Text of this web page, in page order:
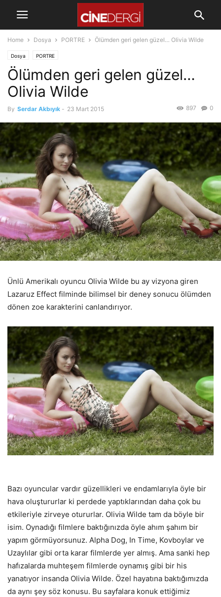
Home Dosya PORTRE Ölümden geri gelen güzel… Olivia Wilde
Dosya PORTRE
Ölümden geri gelen güzel…
Olivia Wilde
By Serdar Akbıyık - 23 Mart 2015 0
897
Ünlü Amerikalı oyuncu Olivia Wilde bu ay vizyona giren
Lazaruz Effect filminde bilimsel bir deney sonucu ölümden
dönen zoe karakterini canlandırıyor.
Bazı oyuncular vardır güzellikleri ve endamlarıyla öyle bir
hava oluştururlar ki perdede yaptıklarından daha çok bu
etkileriyle zirveye otururlar. Olivia Wilde tam da böyle bir
isim. Oynadığı filmlere baktığınızda öyle ahım şahım bir
yapım görmüyorsunuz. Alpha Dog, In Time, Kovboylar ve
Uzaylılar gibi orta karar filmlerde yer almış. Ama sanki hep
hafızalarda muhteşem filmlerde oynamış gibi bir his
yanatıyor insanda Olivia Wilde. Özel hayatına baktığımızda
da aynı şey söz konusu. Bu sayfalara konuk ettiğimiz